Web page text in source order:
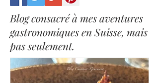
Blog consacré à mes aventures
gastronomiques en Suisse, mais
pas seulement.